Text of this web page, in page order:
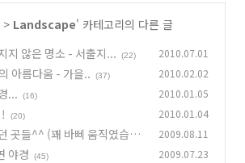
> Landscape' 카테고리의 다른 글
지 않은 명소 - 서출지...
(22) 2010.07.01
아름다움 - 가을.. (37) 2010.02.02
... (16) 2010.01.05
(20) 2010.01.04
곳들^^ (꽤 바삐 움직였습니
2009.08.11
야경 (45) 2009.07.23